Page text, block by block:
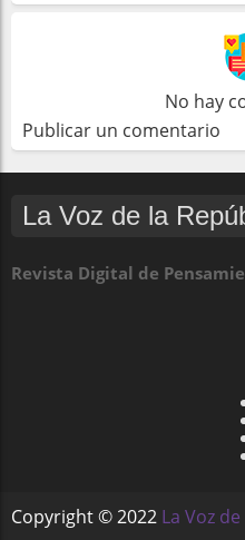
No hay
Publicar un comentario
La Voz de la
Revista Digital de
Copyright ©2022 La Voz